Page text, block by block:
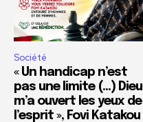
Société
« Un handicap n’est
pas une limite (…) Dieu
m’a ouvert les yeux de
l’esprit », Fovi Katakou